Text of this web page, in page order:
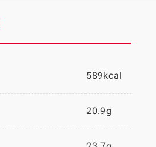
589kcal
20.9g